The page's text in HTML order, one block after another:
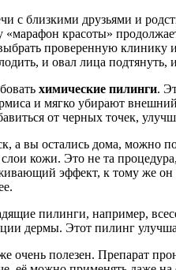
с близкими друзьями и
«марафон красоты»
проверенную клинику
и овал лица подтянуть,
химические пилинги.
и мягко убирают
от черных точек,
а вы остались дома, можно
кожи. Это не та
эффект, к тому же он
пилинги, например,
дермы. Этот пилинг
очень полезен. Препарат